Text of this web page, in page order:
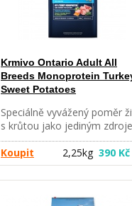
Krmivo Ontario Adult All
Breeds Monoprotein
Sweet Potatoes
Speciálně vyvážený poměr
s krůtou jako jediným
bílkovin je ideální pro citlivé
zažívání a zdravý vývoj.
batáty a vitamíny skupiny B
podporují zdravý růst, silnou
Koupit 2,25kg 390 Kč